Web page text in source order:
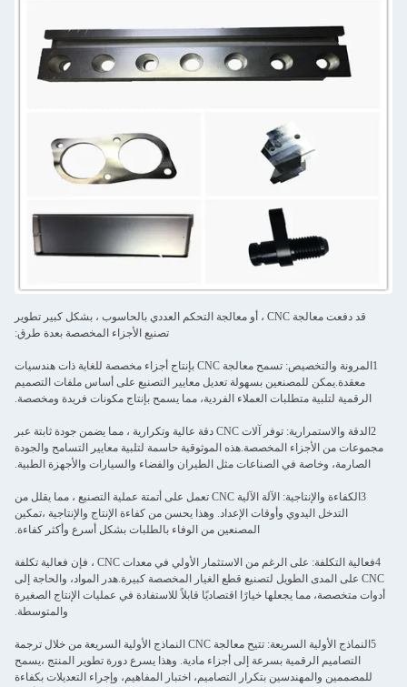
قد دفعت معالجة CNC ، أو معالجة التحكم العددي بالحاسوب ، بشكل كبير تطوير
تصنيع الأجزاء المخصصة بعدة طرق:
1المرونة والتخصيص: تسمح معالجة CNC بإنتاج أجزاء مخصصة للغاية ذات هندسيات
معقدة.يمكن للمصنعين بسهولة تعديل معايير التصنيع على أساس ملفات التصميم
الرقمية لتلبية متطلبات العملاء الفردية، مما يسمح بإنتاج مكونات فريدة ومخصصة.
2الدقة والاستمرارية: توفر آلات CNC دقة عالية وتكرارية ، مما يضمن جودة ثابتة عبر
مجموعات من الأجزاء المخصصة.هذه الموثوقية حاسمة لتلبية معايير التسامح والجودة
الصارمة، وخاصة في الصناعات مثل الطيران والفضاء والسيارات والأجهزة الطبية.
3الكفاءة والإنتاجية: الآلة الآلية CNC تعمل على أتمتة عملية التصنيع ، مما يقلل من
التدخل اليدوي وأوقات الإعداد. وهذا يحسن من كفاءة الإنتاج والإنتاجية ،تمكين
المصنعين من الوفاء بالطلبات بشكل أسرع وأكثر كفاءة.
4فعالية التكلفة: على الرغم من الاستثمار الأولي في معدات CNC ، فإن فعالية تكلفة
CNC على المدى الطويل لتصنيع قطع الغيار المخصصة كبيرة.هدر المواد، والحاجة إلى
أدوات متخصصة، مما يجعلها خيارًا اقتصاديًا قابلاً للاستفادة في عمليات الإنتاج الصغيرة
والمتوسطة.
5النماذج الأولية السريعة: تتيح معالجة CNC النماذج الأولية السريعة من خلال ترجمة
التصاميم الرقمية بسرعة إلى أجزاء مادية. وهذا يسرع دورة تطوير المنتج ،يسمح
للمصممين والمهندسين بتكرار التصاميم، اختبار المفاهيم، وإجراء التعديلات بكفاءة